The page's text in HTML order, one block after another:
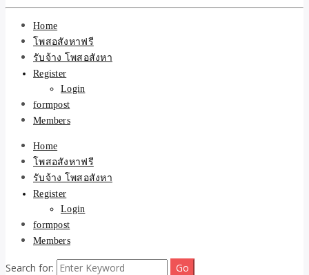
รับจ้างโพสอสังหา ราคาถู
ขายบ้าน ที่ดิน ไม่มีค่านาย
หน้า โดย ทีมงาน รับจ้าง
โพสต์อสังหา-บ้านที่ดิน
Home
โพสอสังหาฟรี
รับจ้าง โพสอสังหา
Register
Login
formpost
Members
Home
โพสอสังหาฟรี
รับจ้าง โพสอสังหา
Register
Login
formpost
Members
Search for: